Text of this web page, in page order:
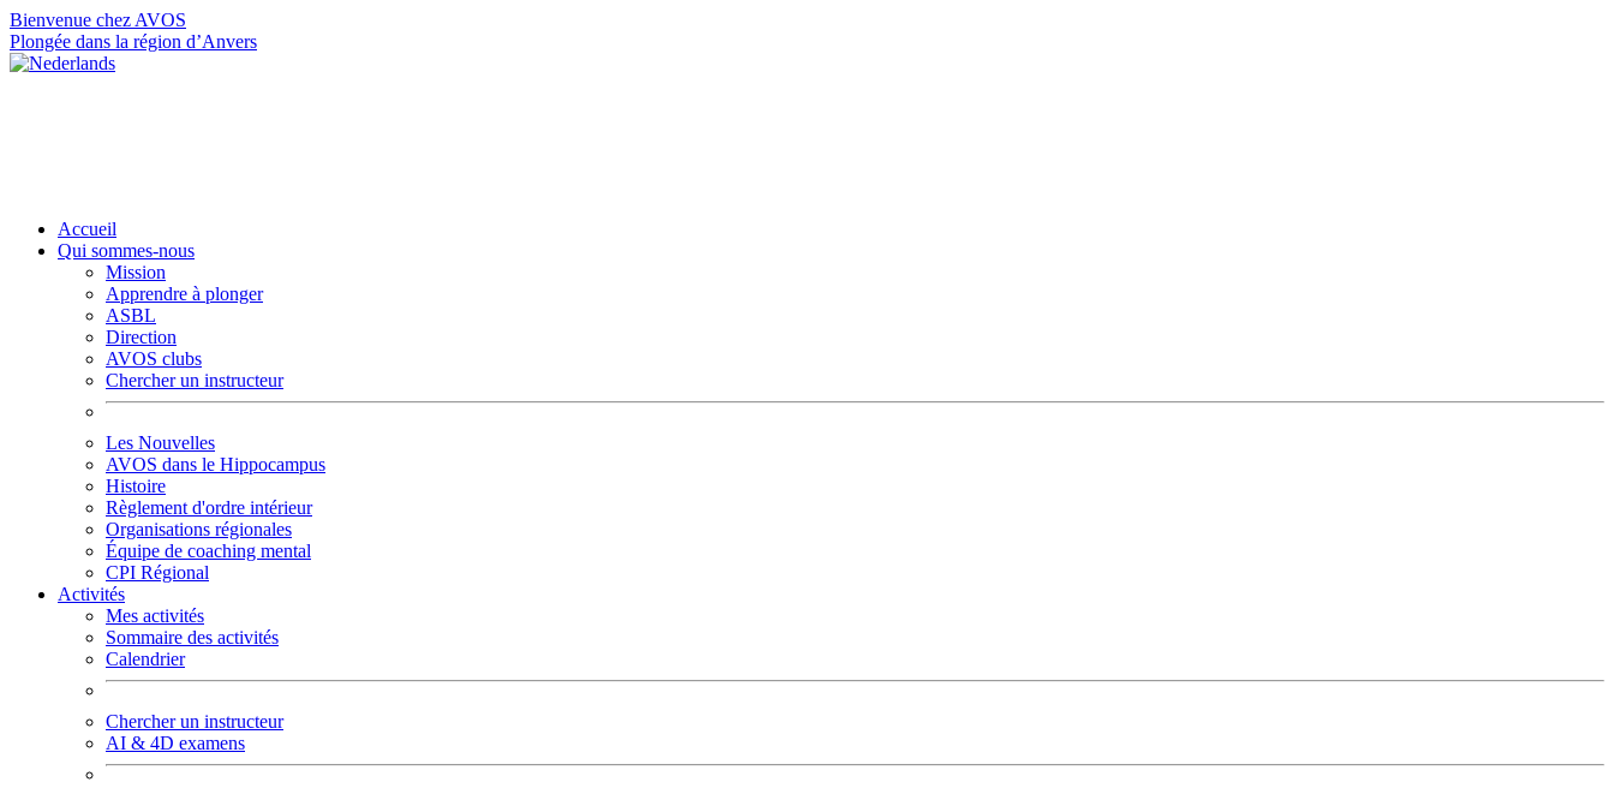
Bienvenue chez AVOS
Plongée dans la région d’Anvers
Accueil
Qui sommes-nous
Mission
Apprendre à plonger
ASBL
Direction
AVOS clubs
Chercher un instructeur
Les Nouvelles
AVOS dans le Hippocampus
Histoire
Règlement d'ordre intérieur
Organisations régionales
Équipe de coaching mental
CPI Régional
Activités
Mes activités
Sommaire des activités
Calendrier
Chercher un instructeur
AI & 4D examens